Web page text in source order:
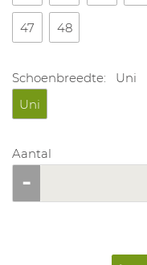
47 48
Schoenbreedte:
Uni
Uni
Aantal